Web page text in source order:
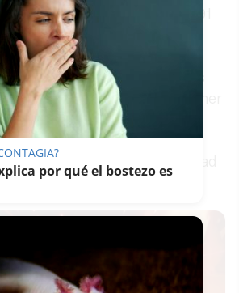
1,82 euros por día y de 23,91
escolar
que las actividades
un precio de 17,51 euros
el caso de los alumnos de primer
aula matinal costará también
—el mismo precio que en el
y la misma cantidad
de aula de tarde.
por qué el bostezo es